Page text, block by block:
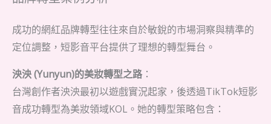
成功的網紅品牌轉型往往來自於敏銳的市場洞察與精準的
定位調整，短影音平台提供了理想的轉型舞台。
泱泱 (Yunyun)的美妝轉型之路 ：
台灣創作者泱泱最初以遊戲實況起家，後透過TikTok短影
音成功轉型為美妝領域KOL。她的轉型策略包含：